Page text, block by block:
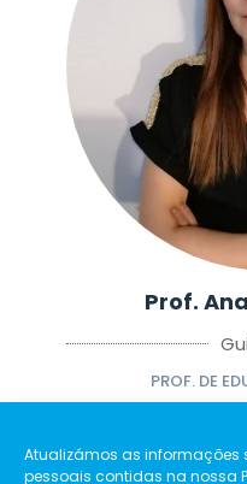
Atualizámos as informações
pessoais contidas na nossa
Prof.
PROF. DE